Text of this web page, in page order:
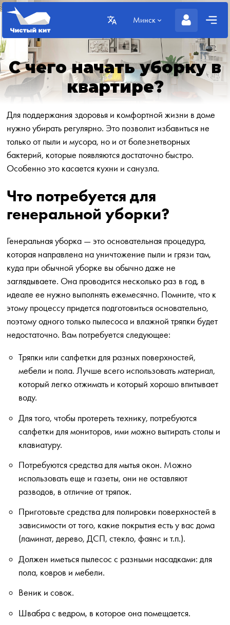
Минск
С чего начать уборку в
квартире?
Для поддержания здоровья и комфортной жизни в доме
нужно убирать регулярно. Это позволит избавиться не
только от пыли и мусора, но и от болезнетворных
бактерий, которые появляются достаточно быстро.
Особенно это касается кухни и санузла.
Что потребуется для
генеральной уборки?
Генеральная уборка — это основательная процедура,
которая направлена на уничтожение пыли и грязи там,
куда при обычной уборке вы обычно даже не
заглядываете. Она проводится несколько раз в год, в
идеале ее нужно выполнять ежемесячно. Помните, что к
этому процессу придется подготовиться основательно,
поэтому одного только пылесоса и влажной тряпки будет
недостаточно. Вам потребуется следующее:
Тряпки или салфетки для разных поверхностей,
мебели и пола. Лучше всего использовать материал,
который легко отжимать и который хорошо впитывает
воду.
Для того, чтобы протереть технику, потребуются
салфетки для мониторов, ими можно вытирать столы и
клавиатуру.
Потребуются средства для мытья окон. Можно
использовать еще и газеты, они не оставляют
разводов, в отличие от тряпок.
Приготовьте средства для полировки поверхностей в
зависимости от того, какие покрытия есть у вас дома
(ламинат, дерево, ДСП, стекло, фаянс и т.п.).
Должен иметься пылесос с разными насадками: для
пола, ковров и мебели.
Веник и совок.
Швабра с ведром, в которое она помещается.